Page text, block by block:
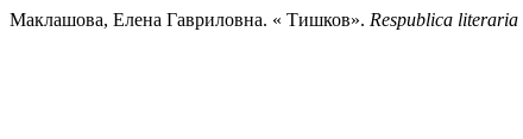
Маклашова, Елена Гавриловна. « Тишков». Respublica literaria